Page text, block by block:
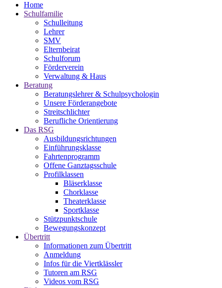
Home
Schulfamilie
Schulleitung
Lehrer
SMV
Elternbeirat
Schulforum
Förderverein
Verwaltung & Haus
Beratung
Beratungslehrer & Schulpsychologin
Unsere Förderangebote
Streitschlichter
Berufliche Orientierung
Das RSG
Ausbildungsrichtungen
Einführungsklasse
Fahrtenprogramm
Offene Ganztagsschule
Profilklassen
Bläserklasse
Chorklasse
Theaterklasse
Sportklasse
Stützpunktschule
Bewegungskonzept
Übertritt
Informationen zum Übertritt
Anmeldung
Infos für die Viertklässler
Tutoren am RSG
Videos vom RSG